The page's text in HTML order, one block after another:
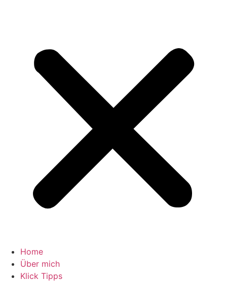
Home
Über mich
Klick Tipps